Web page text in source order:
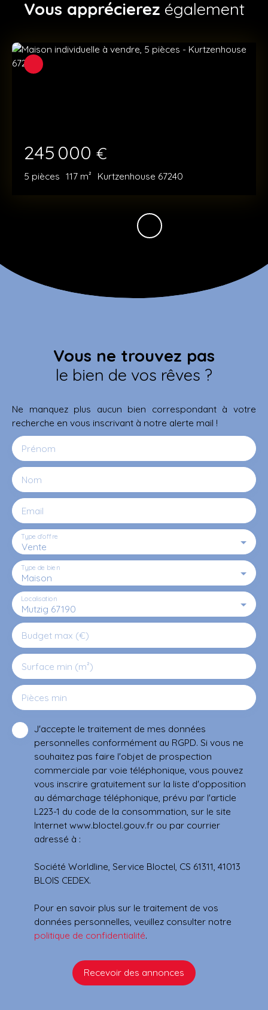
Vous apprécierez également
245 000 €
5 pièces 117 m² Kurtzenhouse 67240
Vous ne trouvez pas
le bien de vos rêves ?
Ne manquez plus aucun bien correspondant à votre
recherche en vous inscrivant à notre alerte mail !
Prénom
Nom
Email
Vente
Type d'offre
Maison
Type de bien
Mutzig 67190
Localisation
Budget max (€)
Surface min (m²)
Pièces min
J'accepte le traitement de mes données
personnelles conformément au RGPD. Si vous ne
souhaitez pas faire l'objet de prospection
commerciale par voie téléphonique, vous pouvez
vous inscrire gratuitement sur la liste d'opposition
au démarchage téléphonique, prévu par l'article
L223-1 du code de la consommation, sur le site
Internet www.bloctel.gouv.fr ou par courrier
adressé à :
Société Worldline, Service Bloctel, CS 61311, 41013
BLOIS CEDEX.
Pour en savoir plus sur le traitement de vos
données personnelles, veuillez consulter notre
politique de confidentialité.
Recevoir des annonces